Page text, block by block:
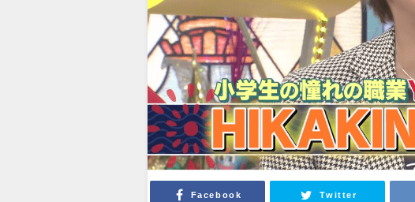
Facebook Twitter